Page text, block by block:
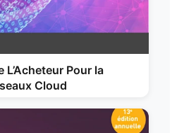
L’Acheteur Pour la
Cloud